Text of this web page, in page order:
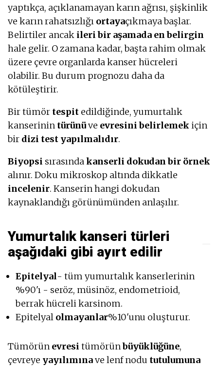
yaptıkça, açıklanamayan karın ağrısı, şişkinlik
ve karın rahatsızlığı ortayaçıkmaya başlar.
Belirtiler ancak ileri bir aşamada en belirgin
hale gelir. O zamana kadar, başta rahim olmak
üzere çevre organlarda kanser hücreleri
olabilir. Bu durum prognozu daha da
kötüleştirir.
Bir tümör tespit edildiğinde, yumurtalık
kanserinin türünüve evresini belirlemek için
bir dizi test yapılmalıdır.
Biyopsi sırasında kanserli dokudan bir örnek
alınır. Doku mikroskop altında dikkatle
incelenir. Kanserin hangi dokudan
kaynaklandığı görünümünden anlaşılır.
Yumurtalık kanseri türleri
aşağıdaki gibi ayırt edilir
Epitelyal- tüm yumurtalık kanserlerinin
%90'ı - seröz, müsinöz, endometrioid,
berrak hücreli karsinom.
Epitelyal olmayanlar%10'unu oluşturur.
Tümörün evresi tümörünbüyüklüğüne,
çevreye yayılımınave lenf nodu tutulumuna